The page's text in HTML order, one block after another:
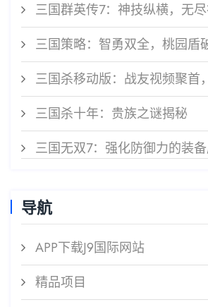
三国群英传7：神技纵横，无
三国策略：智勇双全，桃园盾
三国杀移动版：战友视频聚首
三国杀十年：贵族之谜揭秘
三国无双7：强化防御力的装
导航
APP下载J9国际网站
精品项目